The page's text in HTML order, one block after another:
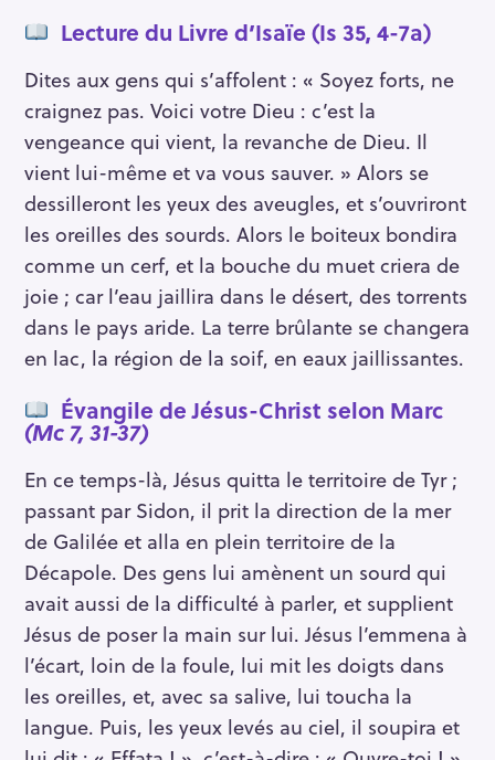
Lecture du Livre d’Isaïe (Is 35, 4-7a)
Dites aux gens qui s’affolent : « Soyez forts, ne
craignez pas. Voici votre Dieu : c’est la
vengeance qui vient, la revanche de Dieu. Il
vient lui-même et va vous sauver. » Alors se
dessilleront les yeux des aveugles, et s’ouvriront
les oreilles des sourds. Alors le boiteux bondira
comme un cerf, et la bouche du muet criera de
joie ; car l’eau jaillira dans le désert, des torrents
dans le pays aride. La terre brûlante se changera
en lac, la région de la soif, en eaux jaillissantes.
Évangile de Jésus-Christ selon Marc
(Mc 7, 31-37)
En ce temps-là, Jésus quitta le territoire de Tyr ;
passant par Sidon, il prit la direction de la mer
de Galilée et alla en plein territoire de la
Décapole. Des gens lui amènent un sourd qui
avait aussi de la difficulté à parler, et supplient
Jésus de poser la main sur lui. Jésus l’emmena à
l’écart, loin de la foule, lui mit les doigts dans
les oreilles, et, avec sa salive, lui toucha la
langue. Puis, les yeux levés au ciel, il soupira et